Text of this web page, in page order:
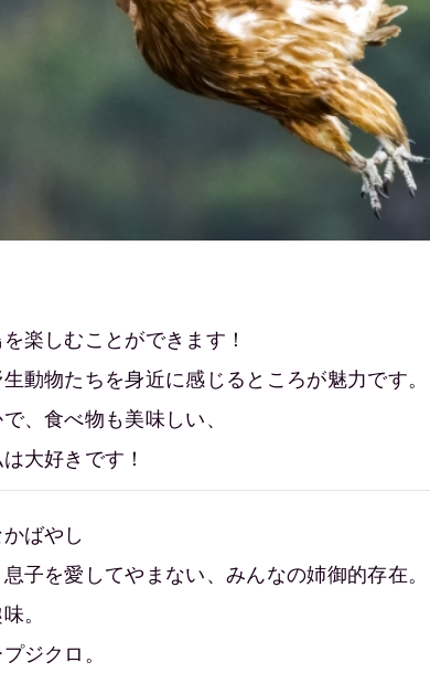
楽しむことができます！
動物たちを身近に感じるところが魅力です。
、食べ物も美味しい、
大好きです！
ばやし
子を愛してやまない、みんなの姉御的存在。
。
ジクロ。